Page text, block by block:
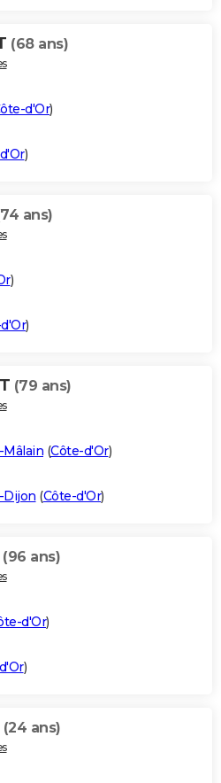
(68 ans)
d'Or)
)
ans)
)
)
(79 ans)
Mâlain (Côte-d'Or)
Dijon (Côte-d'Or)
(96 ans)
d'Or)
)
(24 ans)